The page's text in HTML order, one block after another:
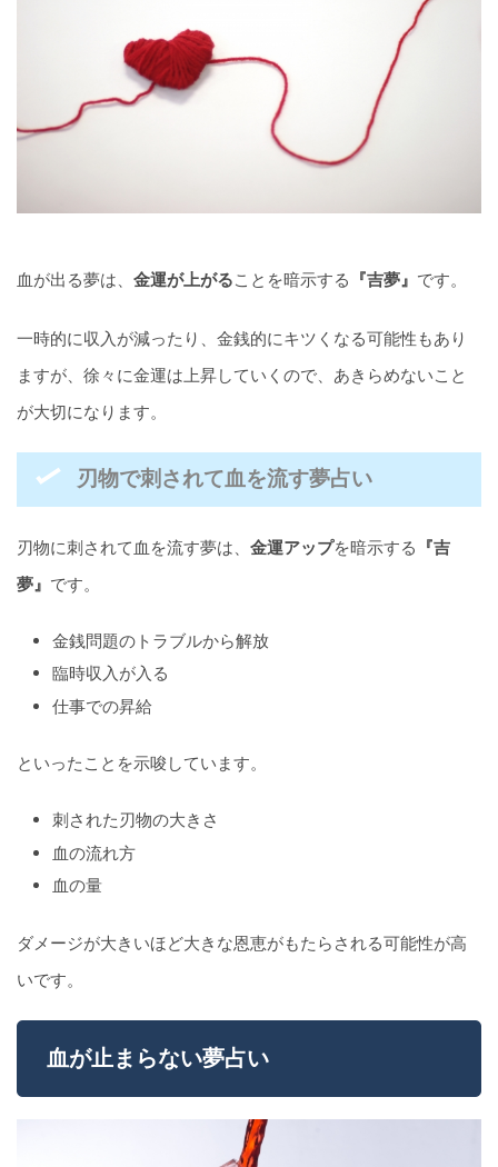
血が出る夢は、 金運が上がることを暗示する 『吉夢』 です。
一時的に収入が減ったり、金銭的にキツくなる可能性もあり
ますが、徐々に金運は上昇していくので、あきらめないこと
が大切になります。
刃物で刺されて血を流す夢占い
刃物に刺されて血を流す夢は、 金運アップを暗示する 『吉
夢』 です。
金銭問題のトラブルから解放
臨時収入が入る
仕事での昇給
といったことを示唆しています。
刺された刃物の大きさ
血の流れ方
血の量
ダメージが大きいほど大きな恩恵がもたらされる可能性が高
いです。
血が止まらない夢占い